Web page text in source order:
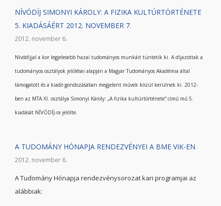
NÍVÓDÍJ SIMONYI KÁROLY: A FIZIKA KULTÚRTÖRTÉNETE
5. KIADÁSÁÉRT 2012. NOVEMBER 7.
2012. november 6.
Nívódíjjal a kor legjelesebb hazai tudományos munkáit tüntetik ki. A díjazottak a
tudományos osztályok jelölései alapján a Magyar Tudományos Akadémia által
támogatott és a kiadó gondozásában megjelent művek közül kerülnek ki. 2012-
ben az MTA XI. osztálya Simonyi Károly: „A fizika kultúrtörténete” című mű 5.
kiadását NÍVÓDÍJ-ra jelölte.
A TUDOMÁNY HÓNAPJA RENDEZVÉNYEI A BME VIK-EN
2012. november 6.
A Tudomány Hónapja rendezvénysorozat kari programjai az
alábbiak: